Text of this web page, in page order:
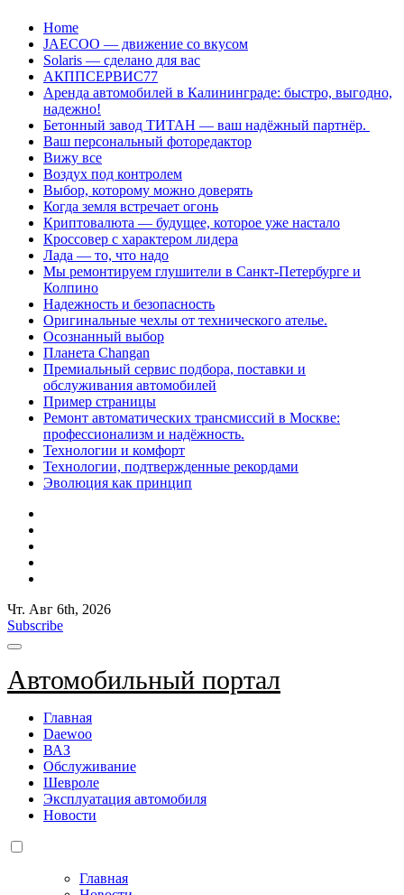
Перейти
содержанию
Home
JAECOO — движение со вкусом
Solaris — сделано для вас
АКППСЕРВИС77
Аренда автомобилей в Калининграде: быстро, выгодно,
надежно!
Бетонный завод ТИТАН — ваш надёжный партнёр.
Ваш персональный фоторедактор
Вижу все
Воздух под контролем
Выбор, которому можно доверять
Когда земля встречает огонь
Криптовалюта — будущее, которое уже настало
Кроссовер с характером лидера
Лада — то, что надо
Мы ремонтируем глушители в Санкт-Петербурге и
Колпино
Надежность и безопасность
Оригинальные чехлы от технического ателье.
Осознанный выбор
Планета Changan
Премиальный сервис подбора, поставки и
обслуживания автомобилей
Пример страницы
Ремонт автоматических трансмиссий в Москве:
профессионализм и надёжность.
Технологии и комфорт
Технологии, подтвержденные рекордами
Эволюция как принцип
Чт. Авг 6th, 2026
Subscribe
Автомобильный портал
Главная
Daewoo
ВАЗ
Обслуживание
Шевроле
Эксплуатация автомобиля
Новости
Главная